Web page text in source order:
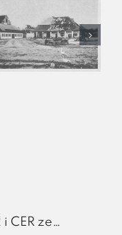
CER ze…